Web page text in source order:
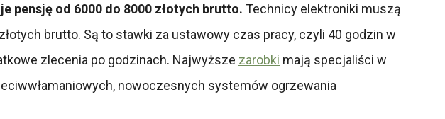
pensję od 6000 do 8000 złotych brutto. Technicy elektroniki muszą
brutto. Są to stawki za ustawowy czas pracy, czyli 40 godzin w
zlecenia po godzinach. Najwyższe zarobki mają specjaliści w
nowoczesnych systemów ogrzewania